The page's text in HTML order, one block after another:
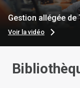
Gestion allégée de
Voir la vidéo